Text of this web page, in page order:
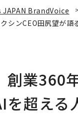
JAPAN BrandVoice
シンCEO田尻望が
創業360
を超える